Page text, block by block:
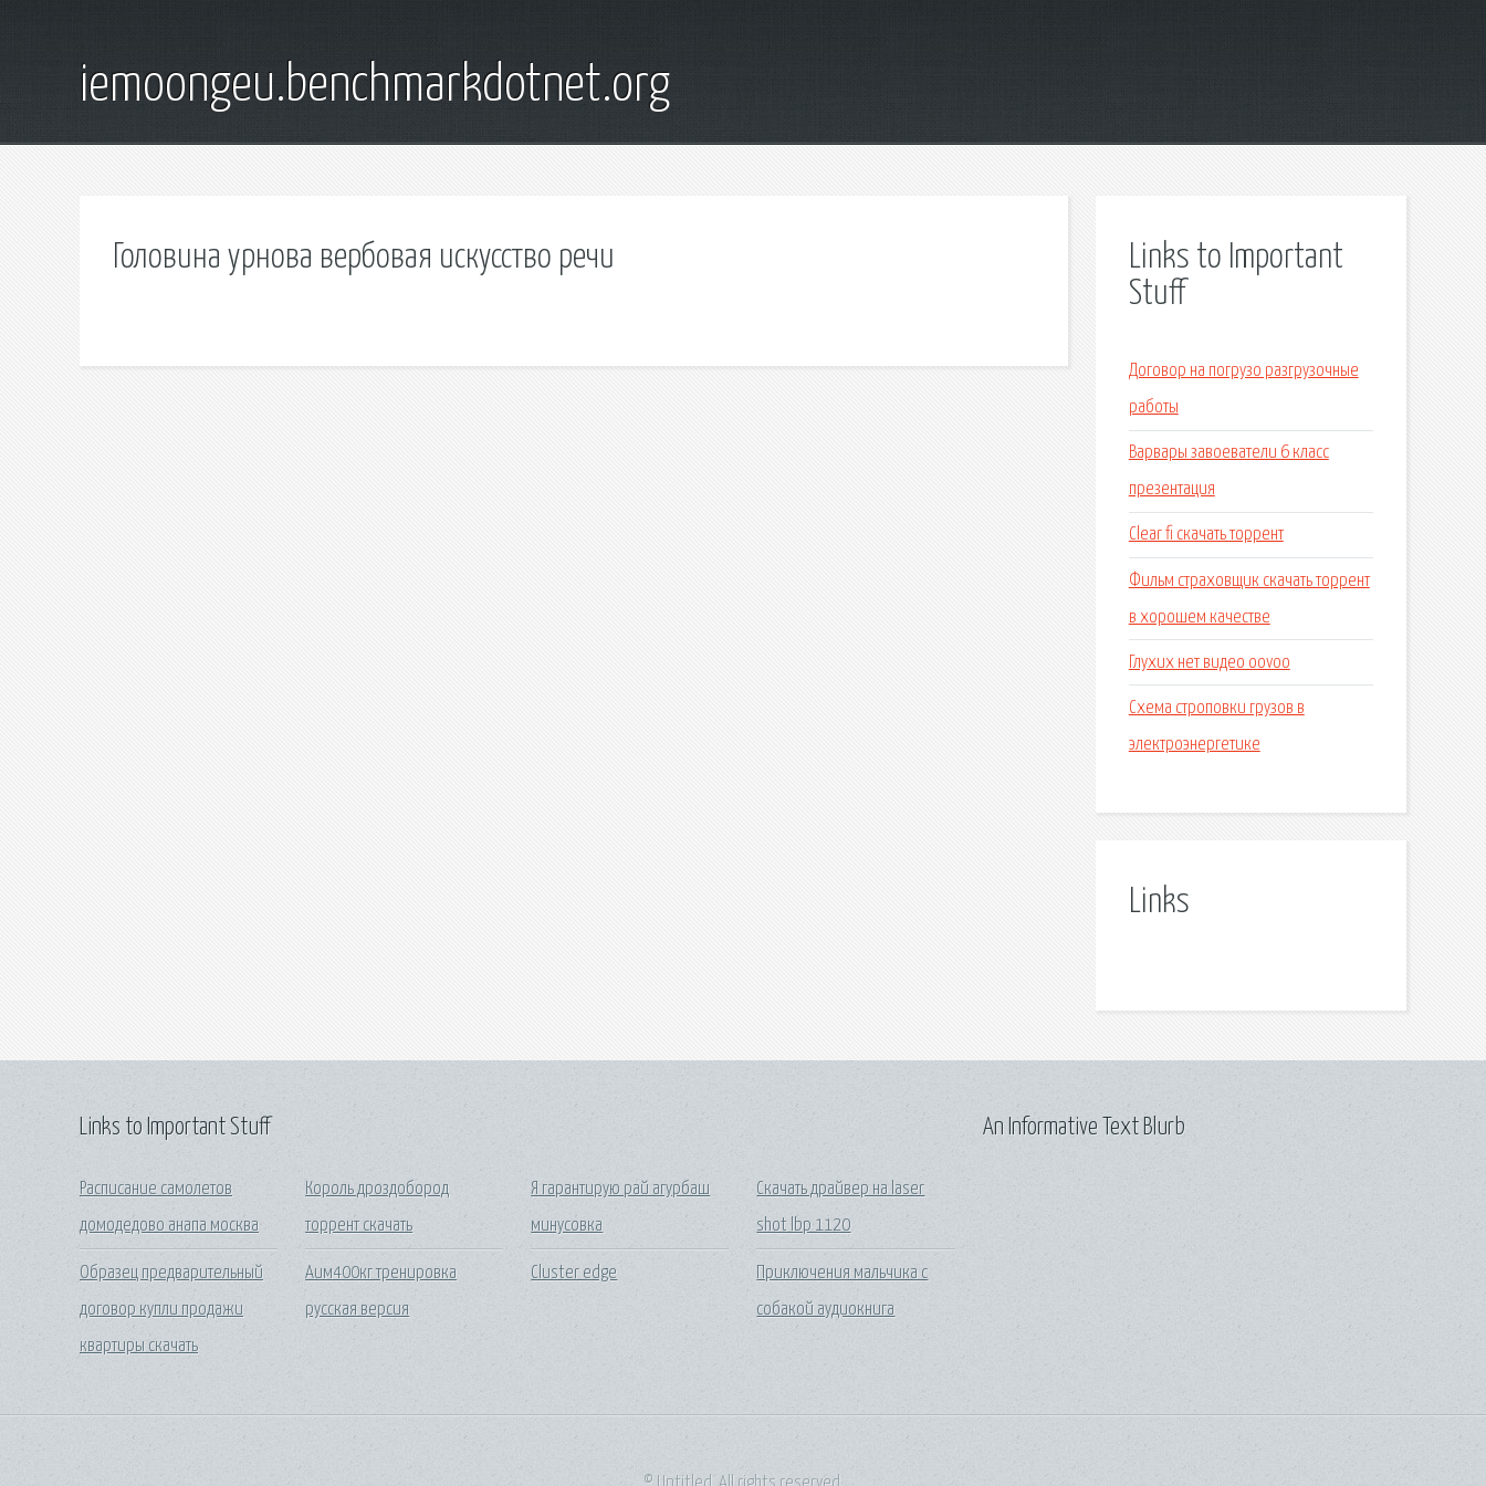
iemoongeu.benchmarkdotnet.org
Головина урнова вербовая искусство речи
Links to Important
Stuff
Договор на погрузо разгрузочные
работы
Варвары завоеватели 6 класс
презентация
Clear fi скачать торрент
Фильм страховщик скачать торрент
в хорошем качестве
Глухих нет видео oovoo
Схема строповки грузов в
электроэнергетике
Links
Links to Important Stuff
Расписание самолетов
домодедово анапа москва
Образец предварительный
договор купли продажи
квартиры скачать
Король дроздобород
торрент скачать
Аим400кг тренировка
русская версия
Я гарантирую рай агурбаш
минусовка
Cluster edge
Скачать драйвер на laser
shot lbp 1120
Приключения мальчика с
собакой аудиокнига
An Informative Text Blurb